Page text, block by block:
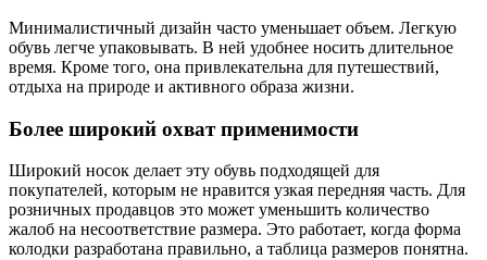
Минималистичный дизайн часто уменьшает объем. Легкую
обувь легче упаковывать. В ней удобнее носить длительное
время. Кроме того, она привлекательна для путешествий,
отдыха на природе и активного образа жизни.
Более широкий охват применимости
Широкий носок делает эту обувь подходящей для
покупателей, которым не нравится узкая передняя часть. Для
розничных продавцов это может уменьшить количество
жалоб на несоответствие размера. Это работает, когда форма
колодки разработана правильно, а таблица размеров понятна.